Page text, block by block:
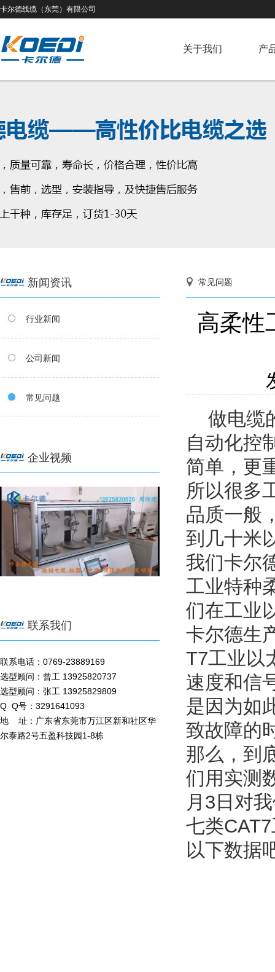
卡尔德线缆（东莞）有限公司
关于我们 产
新闻资讯
行业新闻
公司新闻
常见问题
企业视频
联系我们
联系电话：0769-23889169
选型顾问：曾工 13925820737
选型顾问：张工 13925829809
Q Q号：3291641093
地 址：广东省东莞市万江区新和社区华
尔泰路2号五盈科技园1-8栋
常见问题
高柔性
做电缆
自动化控
简单，更
所以很多
品质一般
到几十米
我们卡尔
工业特种
们在工业
卡尔德生
T7工业以
速度和信
是因为如
致故障的
那么，到
们用实测
月3日对
七类
以下数据